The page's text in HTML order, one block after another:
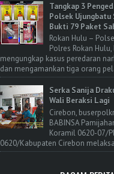
Tangkap 3
Polsek Ujungbatu
Bukti 79 Paket
Rokan Hulu –
Polres Rokan
mengungkap kasus peredaran
dan mengamankan tiga orang
Serka Sanija
Wali Beraksi Lagi
Cirebon,
BABINSA
Koramil 0620-07/
0620/Kabupaten Cirebon